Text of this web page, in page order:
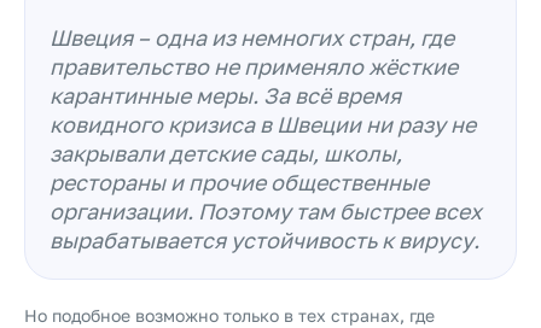
Швеция – одна из немногих стран, где
правительство не применяло жёсткие
карантинные меры. За всё время
ковидного кризиса в Швеции ни разу не
закрывали детские сады, школы,
рестораны и прочие общественные
организации. Поэтому там быстрее всех
вырабатывается устойчивость к вирусу.
Но подобное возможно только в тех странах, где